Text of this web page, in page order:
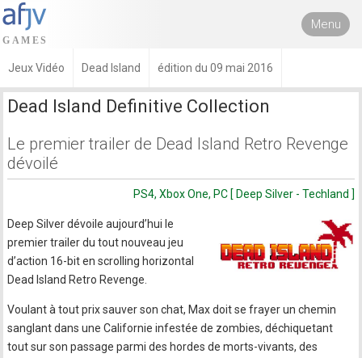
Menu
Jeux Vidéo Dead Island édition du 09 mai 2016
Dead Island Definitive Collection
Le premier trailer de Dead Island Retro Revenge
dévoilé
PS4, Xbox One, PC [ Deep Silver - Techland ]
Deep Silver dévoile aujourd’hui le
premier trailer du tout nouveau jeu
d’action 16-bit en scrolling horizontal
Dead Island Retro Revenge.
Voulant à tout prix sauver son chat, Max doit se frayer un chemin
sanglant dans une Californie infestée de zombies, déchiquetant
tout sur son passage parmi des hordes de morts-vivants, des